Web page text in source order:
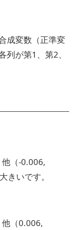
成変数（正準変
列が第1、第2、
他（-0.006,
きいです。
他（0.006,